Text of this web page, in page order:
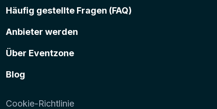
Häufig gestellte Fragen (FAQ)
Anbieter werden
Über Eventzone
Blog
Cookie-Richtlinie